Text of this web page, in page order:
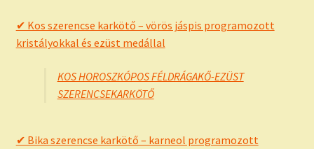
✔ Kos szerencse karkötő – vörös jáspis programozott
kristályokkal és ezüst medállal
KOS HOROSZKÓPOS FÉLDRÁGAKŐ-EZÜST
SZERENCSEKARKÖTŐ
✔ Bika szerencse karkötő – karneol programozott